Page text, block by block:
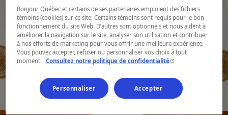
Bonjour Québec et certains de ses partenaires emploient des fichiers
témoins (cookies) sur ce site. Certains témoins sont requis pour le bon
fonctionnement du site Web. D’autres sont optionnels et nous aident à
améliorer la navigation sur le site, analyser son utilisation et contribuer
à nos efforts de marketing pour vous offrir une meilleure expérience.
Vous pouvez accepter, refuser ou personnaliser vos choix à tout
moment.
Consultez notre politique de confidentialité- Cet hyperlien
Personnaliser Accepter